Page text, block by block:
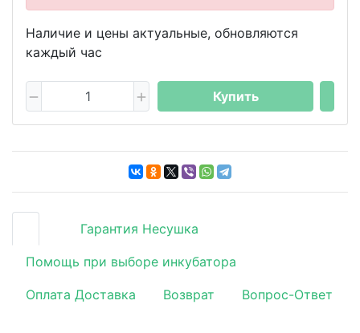
Наличие и цены актуальные, обновляются
каждый час
Купить
Гарантия Несушка
Помощь при выборе инкубатора
Оплата Доставка Возврат Вопрос-Ответ